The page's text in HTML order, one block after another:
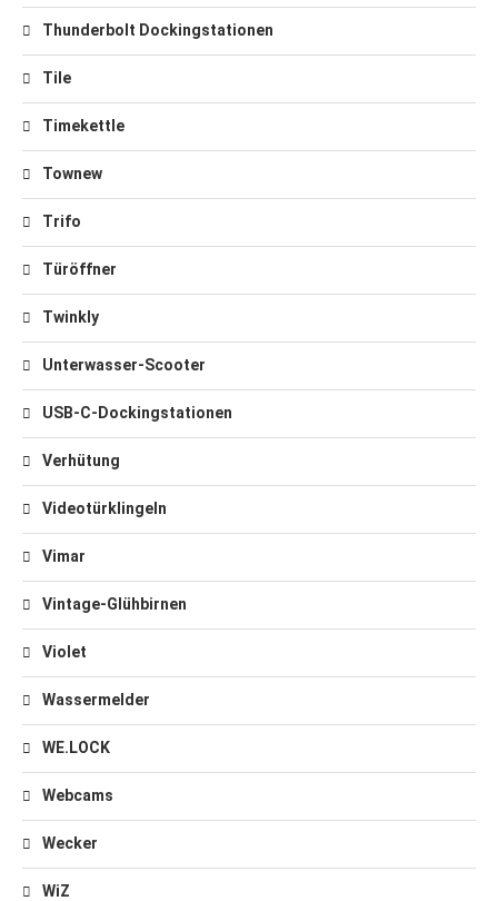
Thunderbolt Dockingstationen
Tile
Timekettle
Townew
Trifo
Türöffner
Twinkly
Unterwasser-Scooter
USB-C-Dockingstationen
Verhütung
Videotürklingeln
Vimar
Vintage-Glühbirnen
Violet
Wassermelder
WE.LOCK
Webcams
Wecker
WiZ